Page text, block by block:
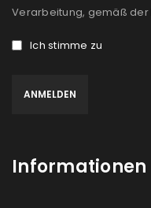
Verarbeitung, gemäß der
Ich stimme zu
Informationen